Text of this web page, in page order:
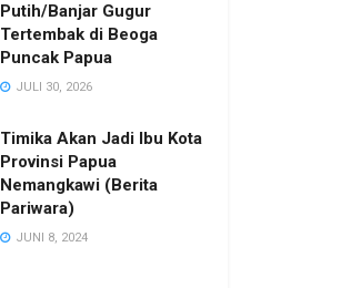
Putih/Banjar Gugur
Tertembak di Beoga
Puncak Papua
JULI 30, 2026
Timika Akan Jadi Ibu Kota
Provinsi Papua
Nemangkawi (Berita
Pariwara)
JUNI 8, 2024